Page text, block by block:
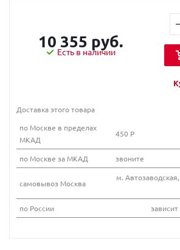
10 355 руб.
Есть в наличии
Доставка этого товара
по Москве в пределах
МКАД
450 Р
по Москве за МКАД звоните
самовывоз Москва
м.
по России